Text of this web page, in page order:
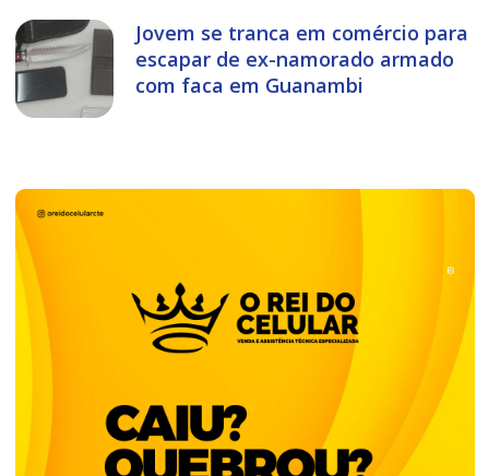
Jovem se tranca em comércio para
escapar de ex-namorado armado
com faca em Guanambi